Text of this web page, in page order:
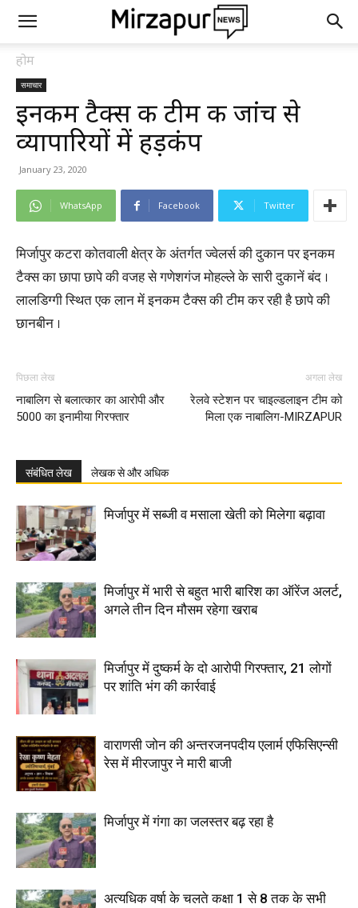
होम
समाचार
इनकम टैक्स की टीम की जांच से
व्यापारियों में हड़कंप
January 23, 2020
WhatsApp Facebook Twitter
मिर्जापुर कटरा कोतवाली क्षेत्र के अंतर्गत ज्वेलर्स की दुकान पर इनकम
टैक्स का छापा छापे की वजह से गणेशगंज मोहल्ले के सारी दुकानें बंद ।
लालडिग्गी स्थित एक लान में इनकम टैक्स की टीम कर रही है छापे की
छानबीन ।
पिछला लेख
नाबालिग से बलात्कार का आरोपी और
5000 का इनामीया गिरफ्तार
अगला लेख
रेलवे स्टेशन पर चाइल्डलाइन टीम को
मिला एक नाबालिग-MIRZAPUR
संबंधित लेख लेखक से और अधिक
मिर्जापुर में सब्जी व मसाला खेती को मिलेगा बढ़ावा
मिर्जापुर में भारी से बहुत भारी बारिश का ऑरेंज अलर्ट,
अगले तीन दिन मौसम रहेगा खराब
मिर्जापुर में दुष्कर्म के दो आरोपी गिरफ्तार, 21 लोगों
पर शांति भंग की कार्रवाई
वाराणसी जोन की अन्तरजनपदीय एलार्म एफिसिएन्सी
रेस में मीरजापुर ने मारी बाजी
मिर्जापुर में गंगा का जलस्तर बढ़ रहा है
अत्यधिक वर्षा के चलते कक्षा 1 से 8 तक के सभी